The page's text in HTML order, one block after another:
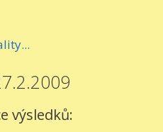
výsledků: